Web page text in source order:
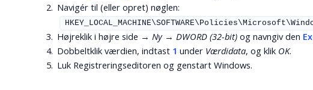
Navigér til (eller opret) nøglen:
Højreklik i højre side →Ny→DWORD (32-bit) og navngiv den
Dobbeltklik værdien, indtast 1 under Værdidata, og klik OK.
Luk Registreringseditoren og genstart Windows.